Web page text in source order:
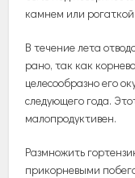
камнем или
В течение лета
рано, так как
целесообразно его
следующего года.
малопродуктивен.
Размножить
прикорневыми